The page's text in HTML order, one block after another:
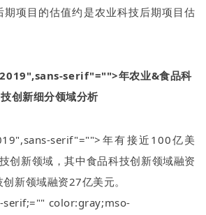
项目的估值约是农业科技后期项目估
",sans-serif"="">年农业&食品科
技创新细分领域分析
",sans-serif"="">年有接近 100亿美
创新领域，其中食品科技创新领域融资
新领域融资27亿美元。
serif;="" color:gray;mso-